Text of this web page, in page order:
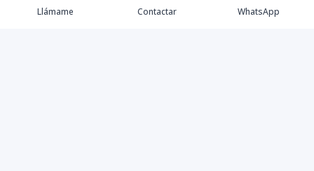
Llámame Contactar WhatsApp